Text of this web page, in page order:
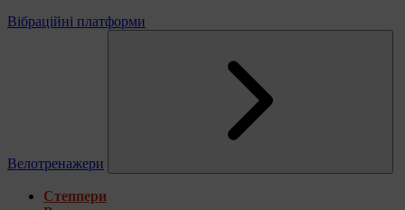
Вібраційні платформи
Велотренажери
Степпери